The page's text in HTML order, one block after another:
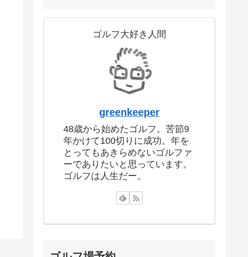
ゴルフ大好き人間
greenkeeper
48歳から始めたゴルフ。苦節9
年かけて100切りに成功。年を
とってもあきらめないゴルファ
ーでありたいと思っています。
ゴルフは人生だー。